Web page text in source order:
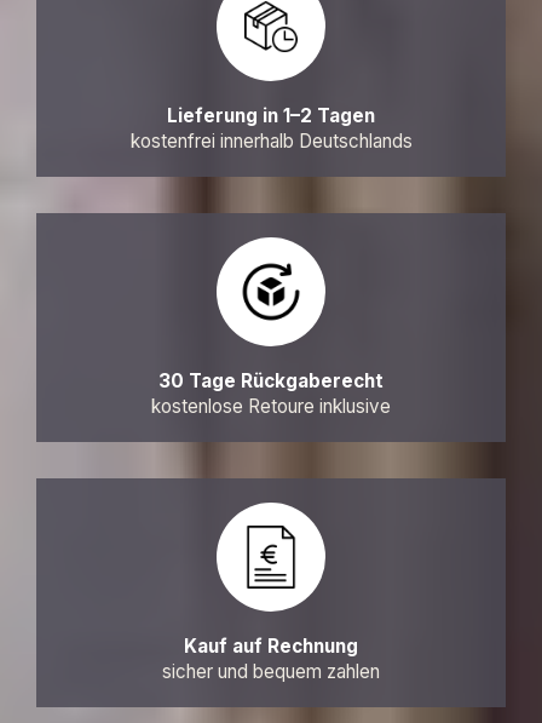
Lieferung in 1–2 Tagen
kostenfrei innerhalb Deutschlands
30 Tage Rückgaberecht
kostenlose Retoure inklusive
Kauf auf Rechnung
sicher und bequem zahlen